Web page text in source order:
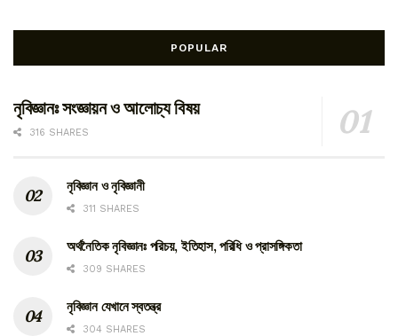
POPULAR
নৃবিজ্ঞানঃ সংজ্ঞায়ন ও আলোচ্য বিষয়
316 SHARES
নৃবিজ্ঞান ও নৃবিজ্ঞানী
311 SHARES
অর্থনৈতিক নৃবিজ্ঞানঃ পরিচয়, ইতিহাস, পরিধি ও প্রাসঙ্গিকতা
309 SHARES
নৃবিজ্ঞান যেখানে স্বতন্ত্র
304 SHARES